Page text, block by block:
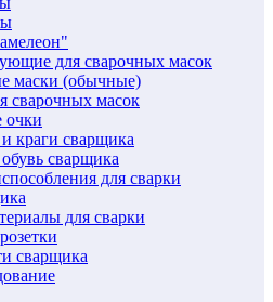
для сварочных масок
маски (обычные)
сварочных масок
очки
краги сварщика
сварщика
для сварки
для сварки
сварщика